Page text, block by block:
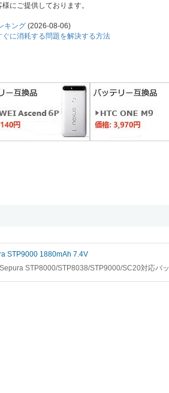
にご提供しております。
キング(2026-08-06)
に消耗する問題を解決する方法
STP9000 1880mAh 7.4V
Sepura STP8000/STP8038/STP9000/SC20対応バッ